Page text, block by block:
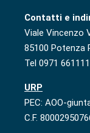
Contatti e
Viale Vincenzo
85100 Potenza
Tel 0971 661111
URP
PEC: AOO-
C.F.